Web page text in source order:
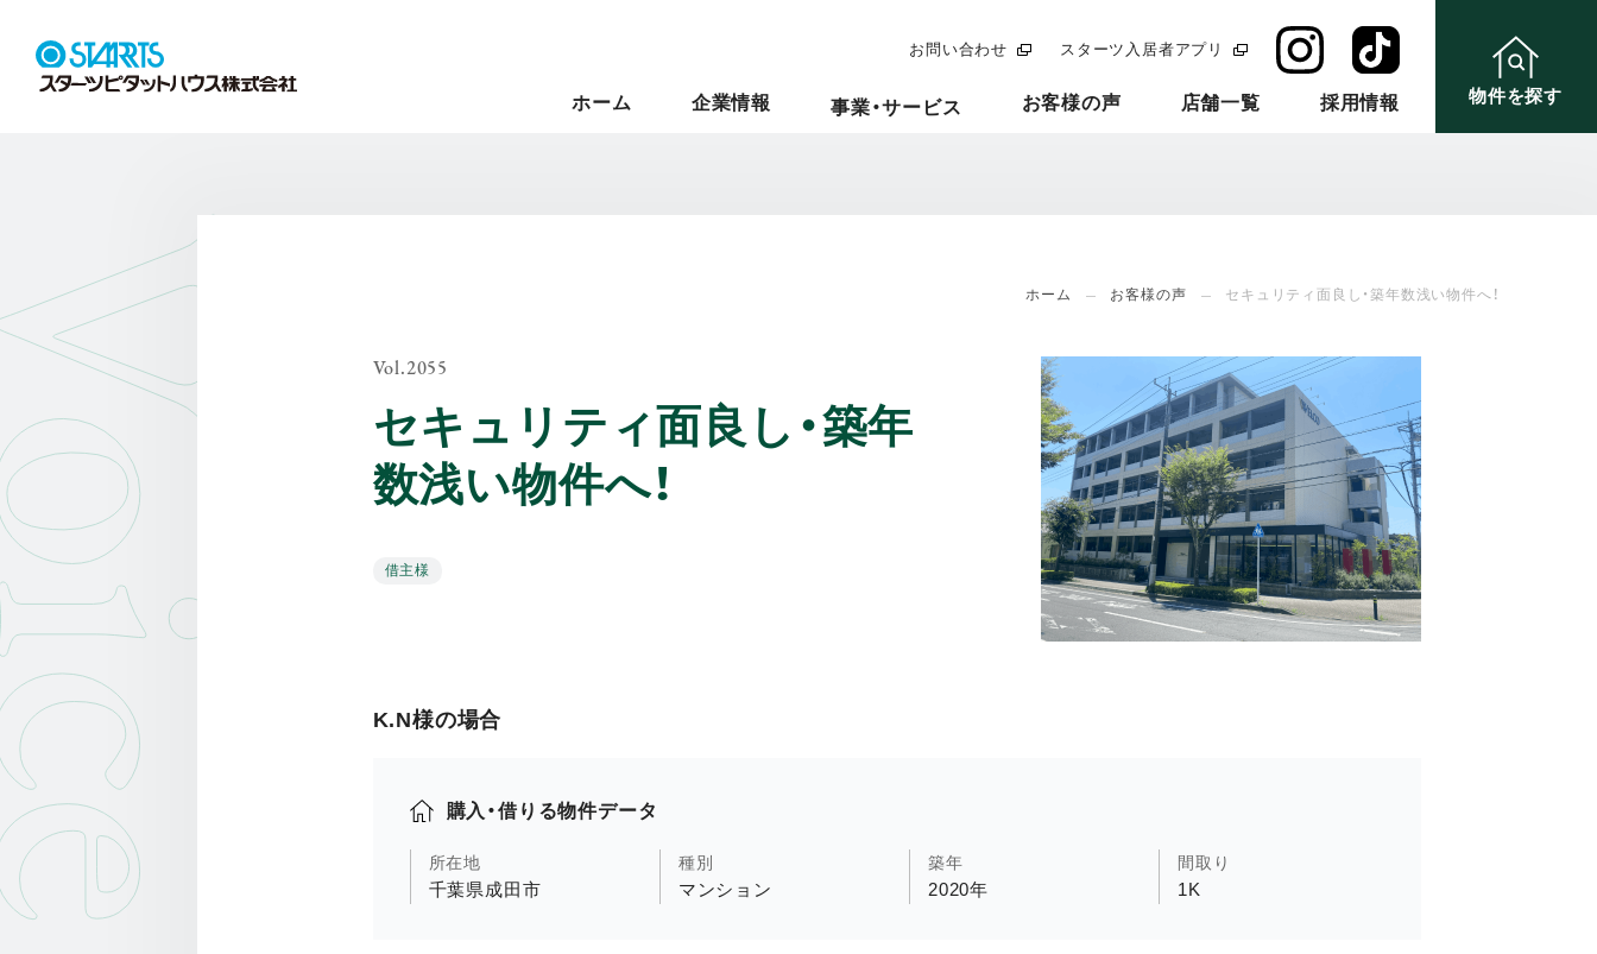
お問い合わせ スターツ入居者アプリ
ホーム 企業情報 事業・サービス お客様の声 店舗一覧 採用情報 物件を探す
ホーム お客様の声 セキュリティ面良し・築年数浅い物件へ！
Vol.2055
セキュリティ面良し・築年
数浅い物件へ！
借主様
K.N様の場合
購入・借りる物件データ
所在地
千葉県成田市
種別
マンション
築年
2020年
間取り
1K